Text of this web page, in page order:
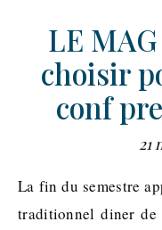
LE
choisir
conf
21
La fin du semestre approche à grand pas et avec elle le
traditionnel diner de